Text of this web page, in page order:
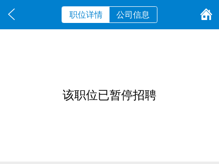
职位详情 公司信息
该职位已暂停招聘